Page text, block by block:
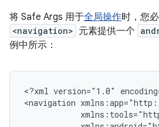
将 Safe Args 用于全局操作时，您
<navigation> 元素提供一个
例中所示：
<?xml version="1.0"
<navigation